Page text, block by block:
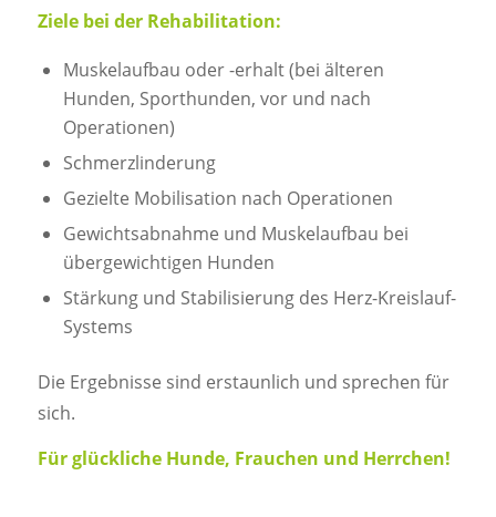
Ziele bei der Rehabilitation:
Muskelaufbau oder -erhalt (bei älteren
Hunden, Sporthunden, vor und nach
Operationen)
Schmerzlinderung
Gezielte Mobilisation nach Operationen
Gewichtsabnahme und Muskelaufbau bei
übergewichtigen Hunden
Stärkung und Stabilisierung des Herz-Kreislauf-
Systems
Die Ergebnisse sind erstaunlich und sprechen für
sich.
Für glückliche Hunde, Frauchen und Herrchen!